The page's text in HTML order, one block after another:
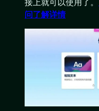
接上就可以使用了。
问了解详情